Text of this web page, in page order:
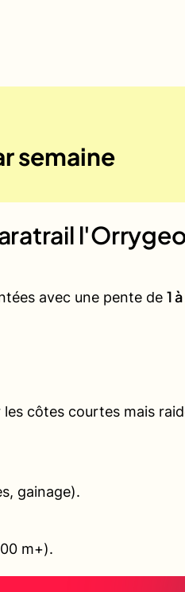
semaine
avec une pente de 1
côtes courtes mais
gainage).
m+).